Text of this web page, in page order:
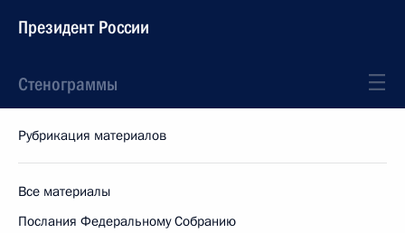
Президент России
Стенограммы
Рубрикация материалов
Все материалы
Послания Федеральному Собранию